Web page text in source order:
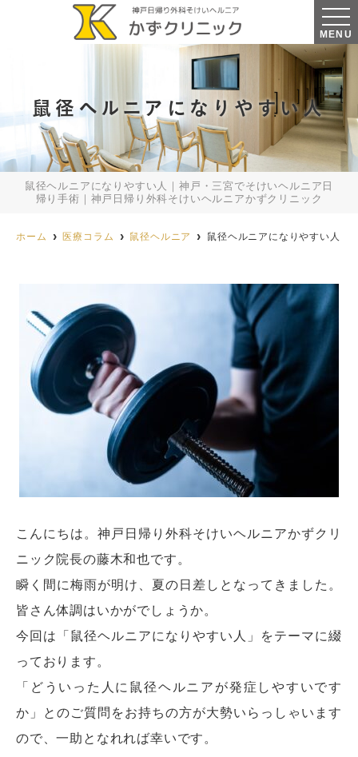
MENU
鼠径ヘルニアになりやすい人
鼠径ヘルニアになりやすい人｜神戸・三宮でそけいヘルニア日
帰り手術｜神戸日帰り外科そけいヘルニアかずクリニック
ホーム 医療コラム 鼠径ヘルニア 鼠径ヘルニアになりやすい人
こんにちは。神戸日帰り外科そけいヘルニアかずクリ
ニック院長の藤木和也です。
瞬く間に梅雨が明け、夏の日差しとなってきました。
皆さん体調はいかがでしょうか。
今回は「鼠径ヘルニアになりやすい人」をテーマに綴
っております。
「どういった人に鼠径ヘルニアが発症しやすいです
か」とのご質問をお持ちの方が大勢いらっしゃいます
ので、一助となれれば幸いです。